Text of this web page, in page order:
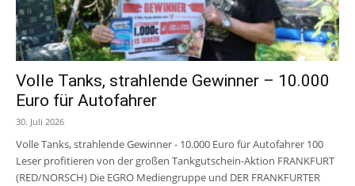
Volle Tanks, strahlende Gewinner – 10.000
Euro für Autofahrer
30. Juli 2026
Volle Tanks, strahlende Gewinner - 10.000 Euro für Autofahrer 100
Leser profitieren von der großen Tankgutschein-Aktion FRANKFURT
(RED/NORSCH) Die EGRO Mediengruppe und DER FRANKFURTER